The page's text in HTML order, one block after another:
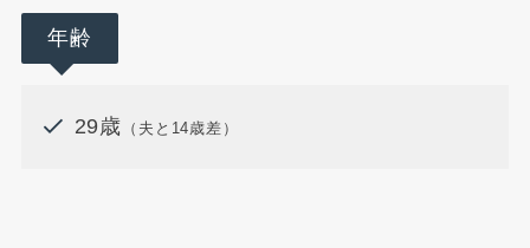
年齢
29歳 （夫と14歳差）